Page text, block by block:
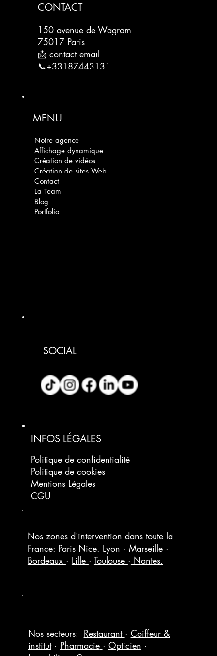
CONTACT
150 avenue de Wagram
75017 Paris
📩 contact email
📞+33187443131
Nos zones d'intervention dans toute la
France: Paris Nice. Lyon · Marseille ·
Bordeaux · Lille · Toulouse · Nantes.
Nos secteurs: Restaurant · Coiffeur &
institut · Pharmacie · Opticien ·
MENU
Notre agence
Affichage dynamique
Création de vidéos
Création de sites Web
Contact
La Team
Blog
Portfolio
SOCIAL
INFOS LÉGALES
Politique de confidentialité
Politique de cookies
Mentions Légales
CGU